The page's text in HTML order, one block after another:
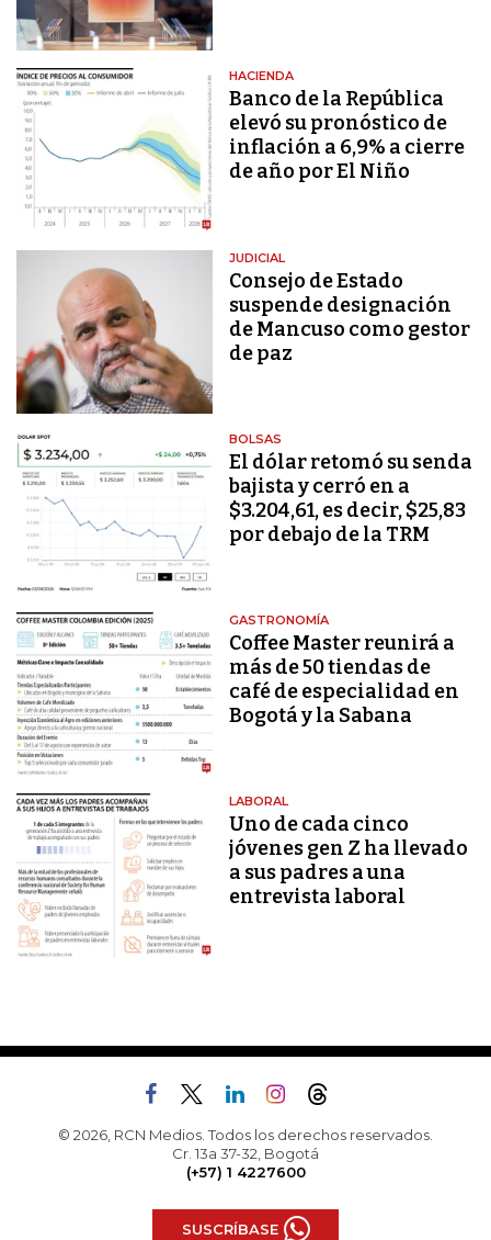
HACIENDA
Banco de la República
elevó su pronóstico de
inflación a 6,9% a cierre
de año por El Niño
JUDICIAL
Consejo de Estado
suspende designación
de Mancuso como gestor
de paz
BOLSAS
El dólar retomó su senda
bajista y cerró en a
$3.204,61, es decir, $25,83
por debajo de la TRM
GASTRONOMÍA
Coffee Master reunirá a
más de 50 tiendas de
café de especialidad en
Bogotá y la Sabana
LABORAL
Uno de cada cinco
jóvenes gen Z ha llevado
a sus padres a una
entrevista laboral
© 2026, RCN Medios. Todos los derechos reservados.
Cr. 13a 37-32, Bogotá
(+57) 1 4227600
SUSCRÍBASE